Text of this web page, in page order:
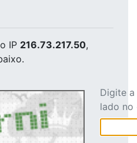
IP 216.73.217.50,
Digite
lado no